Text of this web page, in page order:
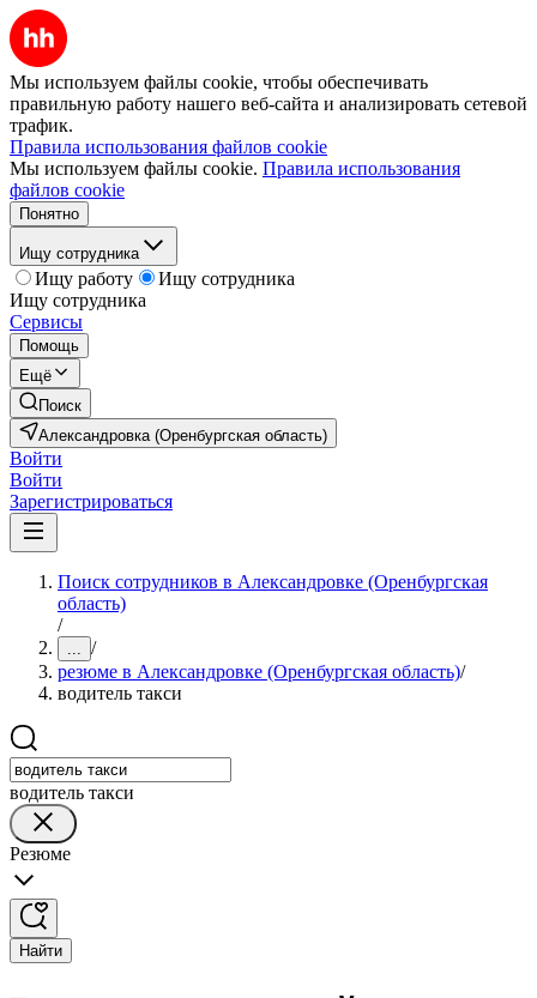
Мы используем файлы cookie, чтобы обеспечивать
правильную работу нашего веб-сайта и анализировать сетевой
трафик.
Правила использования файлов cookie
Мы используем файлы cookie. Правила использования
файлов cookie
Понятно
Ищу сотрудника
Ищу работу
Ищу сотрудника
Ищу сотрудника
Сервисы
Помощь
Ещё
Поиск
Александровка (Оренбургская область)
Войти
Войти
Зарегистрироваться
Поиск сотрудников в Александровке (Оренбургская
область)
/
... /
резюме в Александровке (Оренбургская область)/
водитель такси
водитель такси
Резюме
Найти